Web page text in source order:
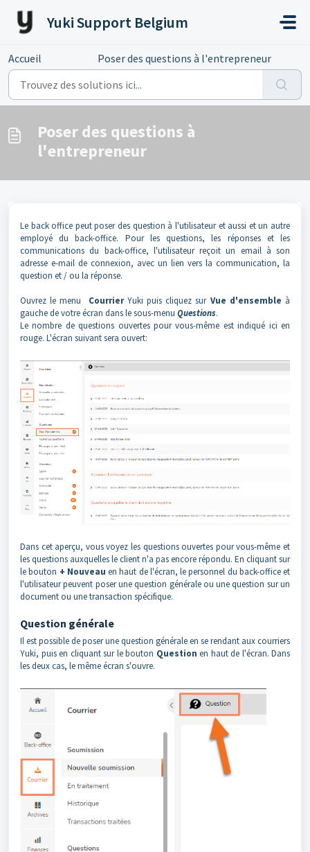
Yuki Support Belgium
Accueil Poser des questions à l'entrepreneur
Poser des questions à
l'entrepreneur
Le back office peut poser des question à l'utilisateur et aussi et un autre
employé du back-office. Pour les questions, les réponses et les
communications du back-office, l'utilisateur reçoit un email à son
adresse e-mail de connexion, avec un lien vers la communication, la
question et / ou la réponse.
Ouvrez le menu CourrierYuki puis cliquez sur Vue d'ensemble à
gauche de votre écran dans le sous-menu Questions.
Le nombre de questions ouvertes pour vous-même est indiqué ici en
rouge. L'écran suivant sera ouvert:
Dans cet aperçu, vous voyez les questions ouvertes pour vous-même et
les questions auxquelles le client n'a pas encore répondu. En cliquant sur
le bouton + Nouveau en haut de l'écran, le personnel du back-office et
l'utilisateur peuvent poser une question générale ou une question sur un
document ou une transaction spécifique.
Question générale
Il est possible de poser une question générale en se rendant aux courriers
Yuki, puis en cliquant sur le bouton Question en haut de l'écran. Dans
les deux cas, le même écran s'ouvre.